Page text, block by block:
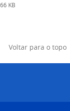
KB
Voltar para o topo